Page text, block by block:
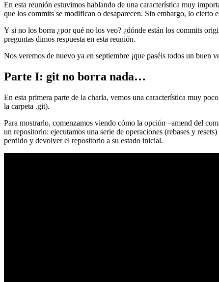
En esta reunión estuvimos hablando de una característica muy
que los commits se modifican o desaparecen. Sin embargo, lo
Y si no los borra ¿por qué no los veo? ¿dónde están los commits
preguntas dimos respuesta en esta reunión.
Nos veremos de nuevo ya en septiembre ¡que paséis todos un buen
Parte I: git no borra nada…
En esta primera parte de la charla, vemos una característica muy
la carpeta .git).
Para mostrarlo, comenzamos viendo cómo la opción –amend del
un repositorio: ejecutamos una serie de operaciones (rebases y
perdido y devolver el repositorio a su estado inicial.